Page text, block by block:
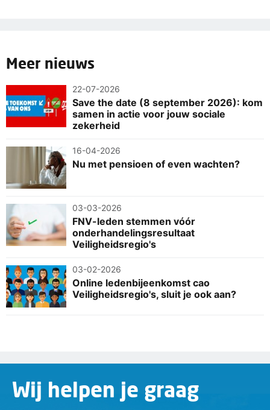
Meer nieuws
22-07-2026
Save the date (8 september 2026): kom
samen in actie voor jouw sociale
zekerheid
16-04-2026
Nu met pensioen of even wachten?
03-03-2026
FNV-leden stemmen vóór
onderhandelingsresultaat
Veiligheidsregio's
03-02-2026
Online ledenbijeenkomst cao
Veiligheidsregio's, sluit je ook aan?
Wij helpen je graag